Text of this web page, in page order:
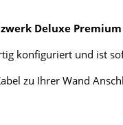
Deluxe
konfiguriert und ist
zu Ihrer Wand